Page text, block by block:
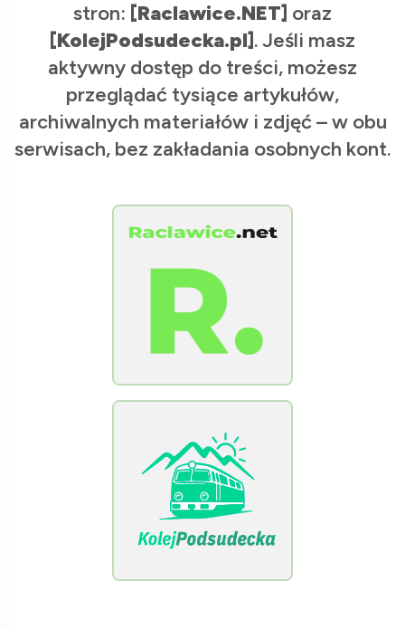
stron: [Raclawice.NET] oraz
[KolejPodsudecka.pl]. Jeśli masz
aktywny dostęp do treści, możesz
przeglądać tysiące artykułów,
archiwalnych materiałów i zdjęć – w obu
serwisach, bez zakładania osobnych kont.